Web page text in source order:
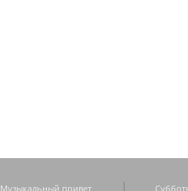
Музыкальный привет